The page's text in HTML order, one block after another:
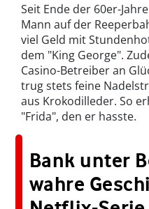
Seit Ende der 60er-
Mann auf der
viel Geld mit
dem "King George".
Casino-Betreiber an
trug stets feine
aus Krokodilleder. So
"Frida", den er hasste.
Bank unter
wahre